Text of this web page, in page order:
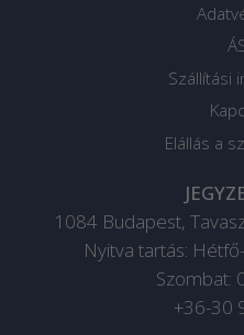
Szállítási
Elállás a
1084 Budapest,
Nyitva tartás:
Szombat:
+36-30